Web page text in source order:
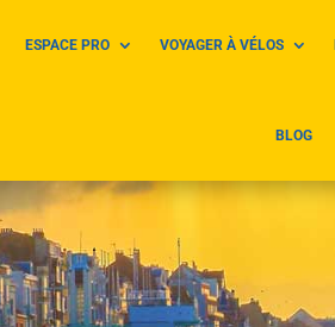
ESPACE PRO VOYAGER À VÉLOS
BLOG